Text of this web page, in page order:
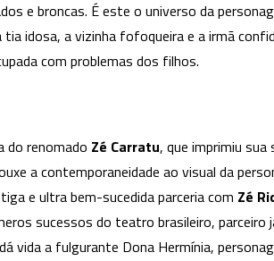
e broncas. É este o universo da
idosa, a vizinha fofoqueira e a irmã
com problemas dos filhos.
do renomado Zé Carratu, que imprimiu
a contemporaneidade ao visual da
e ultra bem-sucedida parceria com Zé
sucessos do teatro brasileiro, parceiro
vida a fulgurante Dona Hermínia,